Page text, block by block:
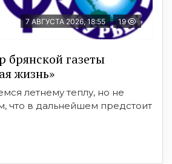
7 АВГУСТА 2026, 18:55 19
брянской газеты
жизнь»
летнему теплу, но не
что в дальнейшем предстоит